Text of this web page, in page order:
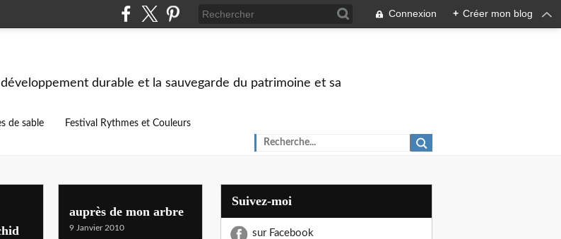
Connexion + Créer mon blog
durable et la sauvegarde du patrimoine et sa
de sable Festival Rythmes et Couleurs
auprès de mon arbre
9 Janvier 2010
Suivez-moi
sur Facebook